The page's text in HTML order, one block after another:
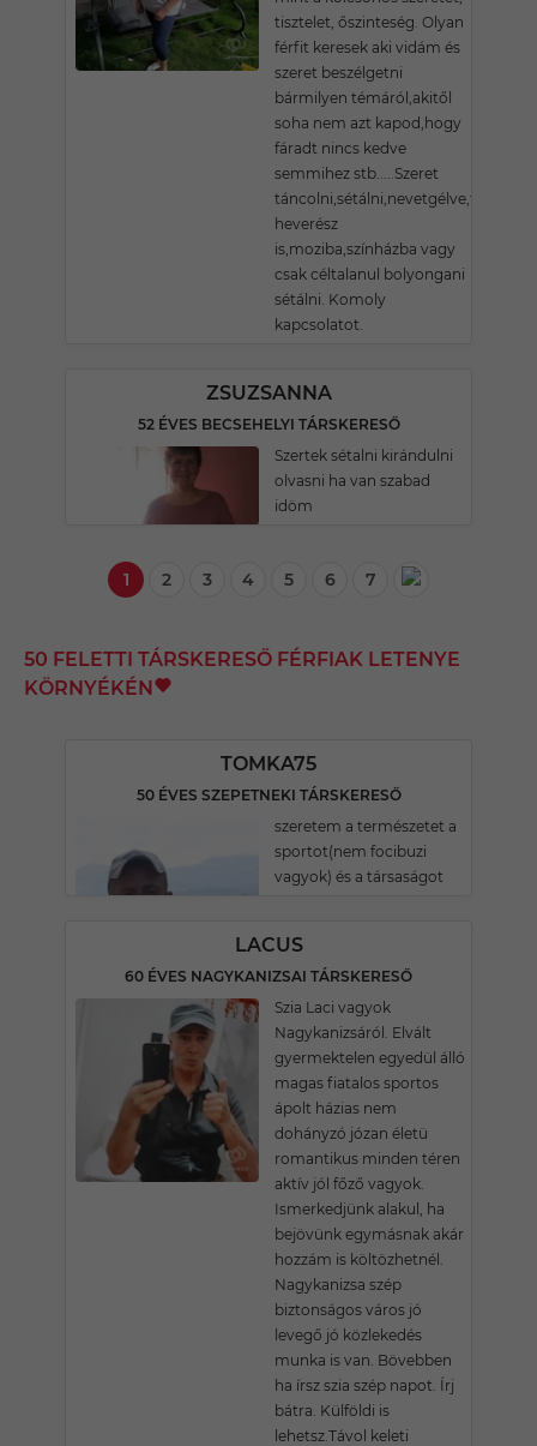
tisztelet, őszinteség. Olyan
férfit keresek aki vidám és
szeret beszélgetni
bármilyen témáról,akitől
soha nem azt kapod,hogy
fáradt nincs kedve
semmihez stb.....Szeret
táncolni,sétálni,nevetgélve,fűbe
heverész
is,moziba,színházba vagy
csak céltalanul bolyongani
sétálni. Komoly
kapcsolatot.
ZSUZSANNA
52 ÉVES BECSEHELYI TÁRSKERESŐ
Szertek sétalni kirándulni
olvasni ha van szabad
idöm
1 2 3 4 5 6 7
50 FELETTI TÁRSKERESŐ FÉRFIAK LETENYE
KÖRNYÉKÉN
TOMKA75
50 ÉVES SZEPETNEKI TÁRSKERESŐ
szeretem a természetet a
sportot(nem focibuzi
vagyok) és a társaságot
LACUS
60 ÉVES NAGYKANIZSAI TÁRSKERESŐ
Szia Laci vagyok
Nagykanizsáról. Elvált
gyermektelen egyedül álló
magas fiatalos sportos
ápolt házias nem
dohányzó józan életü
romantikus minden téren
aktív jól főző vagyok.
Ismerkedjünk alakul, ha
bejövünk egymásnak akár
hozzám is költözhetnél.
Nagykanizsa szép
biztonságos város jó
levegő jó közlekedés
munka is van. Bövebben
ha írsz szia szép napot. Írj
bátra. Külföldi is
lehetsz.Távol keleti